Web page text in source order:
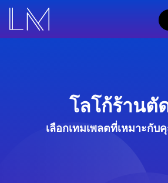
โลโก้ร้านตั
เลือกเทมเพลตที่เหมาะกับ